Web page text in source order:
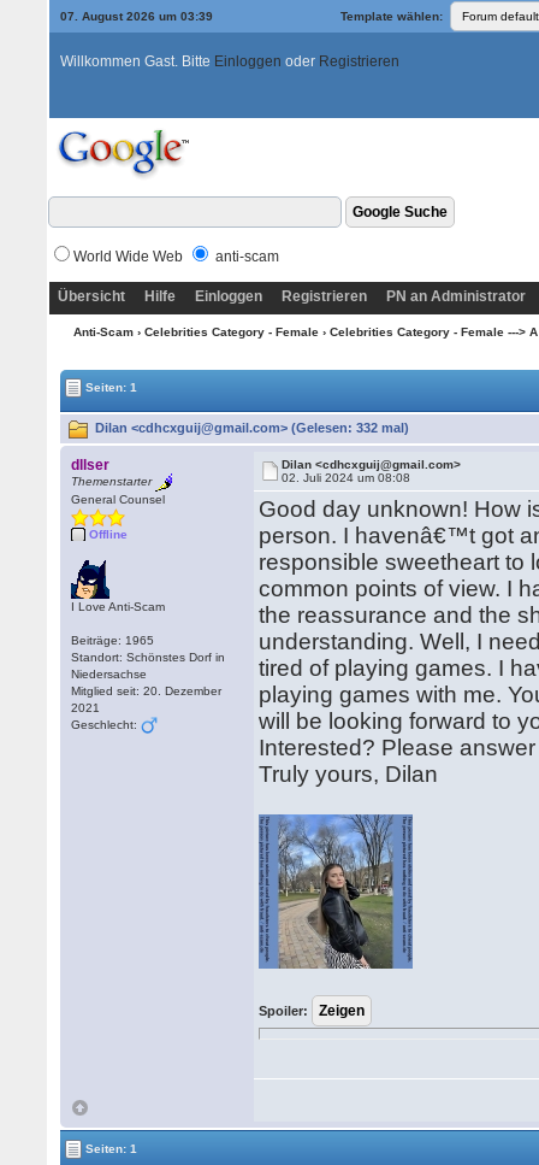
07. August 2026 um 03:39 Template wählen:
Willkommen Gast. Bitte Einloggen oder Registrieren
World Wide Web anti-scam
Übersicht Hilfe Einloggen Registrieren PN an Administrator
Anti-Scam› Celebrities Category - Female› Celebrities Category - Female ---> A
Seiten: 1
Dilan <cdhcxguij@gmail.com> (Gelesen: 332 mal)
dllser
Themenstarter
General Counsel
Offline
I Love Anti-Scam
Beiträge: 1965
Standort: Schönstes Dorf in
Niedersachse
Mitglied seit: 20. Dezember
2021
Geschlecht:
Dilan <cdhcxguij@gmail.com>
02. Juli 2024 um 08:08
Good day unknown! How
person. I havenâ€™t got
responsible sweetheart to
common points of view. I
the reassurance and the
understanding. Well, I
tired of playing games. I
playing games with me.
will be looking forward to
Interested? Please
Truly yours, Dilan
Spoiler:
Seiten: 1